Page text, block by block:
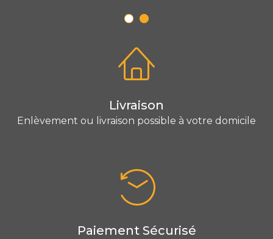
Livraison
Enlèvement ou livraison possible à votre domicile
Paiement Sécurisé